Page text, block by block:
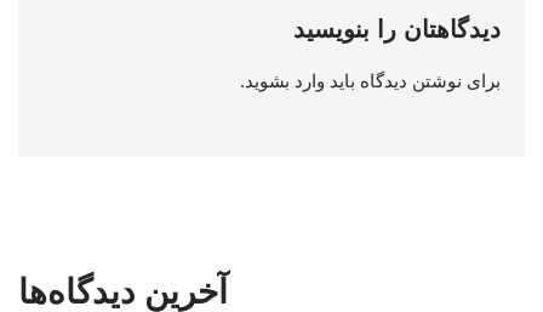
دیدگاهتان را بنویسید
برای نوشتن دیدگاه باید وارد بشوید.
آخرین دیدگاه‌ها